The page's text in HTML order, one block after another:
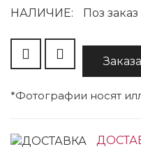
НАЛИЧИЕ:
Поз заказ
*Фотографии носят